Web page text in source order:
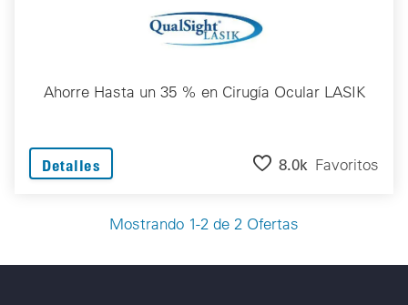
Ahorre Hasta un 35 % en Cirugía Ocular LASIK
Detalles 8.0k Favoritos
Mostrando 1-2 de 2 Ofertas